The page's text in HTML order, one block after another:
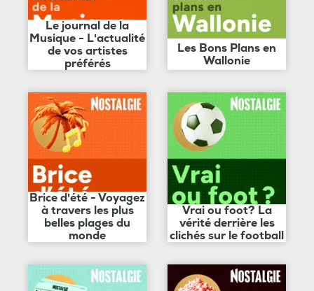
Le journal de la
Musique - L'actualité
de vos artistes
préférés
Les Bons Plans en
Wallonie
Brice d'été - Voyagez
à travers les plus
belles plages du
monde
Vrai ou foot? La
vérité derrière les
clichés sur le football